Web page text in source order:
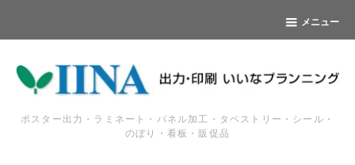
メニュー
ポスター出力・ラミネート・パネル加工・タペストリー・シール・
のぼり・看板・販促品